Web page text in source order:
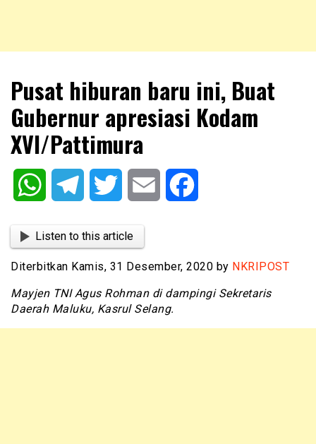
NKRIPOST
Pusat hiburan baru ini, Buat
Gubernur apresiasi Kodam
XVI/Pattimura
WhatsAppTelegram Twitter Email
Listen to this article
Diterbitkan Kamis, 31 Desember, 2020 by NKRIPOST
Mayjen TNI Agus Rohman di dampingi Sekretaris
Daerah Maluku, Kasrul Selang.